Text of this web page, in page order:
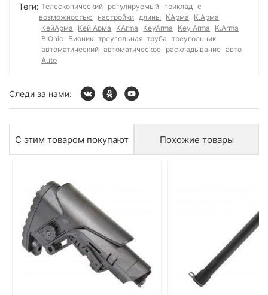
Теги: Телескопический регулируемый приклад
с
возможностью
настройки длины КАрма
К.Арма
КейАрма
Кей Арма KArma KeyArma Key Arma
K.Arma
BIOnic
Бионик треугольная. труба
треугольник
автоматический автоматическое раскладывание авто
Auto
Следи за нами:
С этим товаром покупают Похожие товары